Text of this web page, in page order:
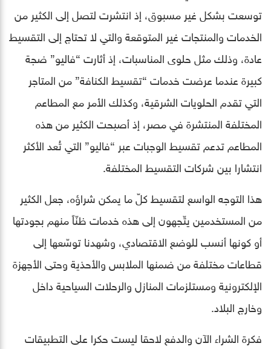
توسعت بشكل غير مسبوق، إذ انتشرت لتصل إلى الكثير من
الخدمات والمنتجات غير المتوقعة والتي لا تحتاج إلى التقسيط
عادة، وذلك مثل حلوى المناسبات، إذ أثارت “فاليو” ضجة
كبيرة عندما عرضت خدمات “تقسيط الكنافة” من المتاجر
التي تقدم الحلويات الشرقية، وكذلك الأمر مع المطاعم
المختلفة المنتشرة في مصر، إذ أصبحت الكثير من هذه
المطاعم تدعم تقسيط الوجبات عبر “فاليو” التي تُعد الأكثر
انتشارا بين شركات التقسيط المختلفة.
هذا التوجه الواسع لتقسيط كلّ ما يمكن شراؤه، جعل الكثير
من المستخدمين يتّجهون إلى هذه خدمات ظنّاً منهم بجودتها
أو كونها أنسب للوضع الاقتصادي، وشهدنا توسّعها إلى
قطاعات مختلفة من ضمنها الملابس والأحذية وحتى الأجهزة
الإلكترونية ومستلزمات المنازل والرحلات السياحية داخل
وخارج البلاد.
فكرة الشراء الآن والدفع لاحقا ليست حكرا على التطبيقات